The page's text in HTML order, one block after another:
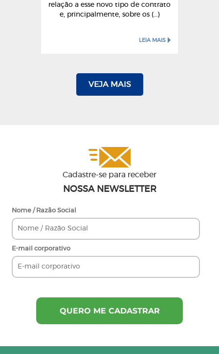
relação a esse novo tipo de contrato
e, principalmente, sobre os (...)
LEIA MAIS
VEJA MAIS
Cadastre-se para receber
NOSSA NEWSLETTER
Nome / Razão Social
E-mail corporativo